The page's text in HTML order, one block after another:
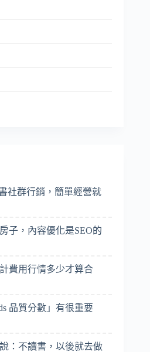
社群行銷，簡單經營就
子，內容優化是SEO的
費用行情多少才算合
品質分數」有很重要
：不讀書，以後就去做